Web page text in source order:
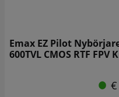
Emax EZ Pilot
600TVL CMOS RTF FPV